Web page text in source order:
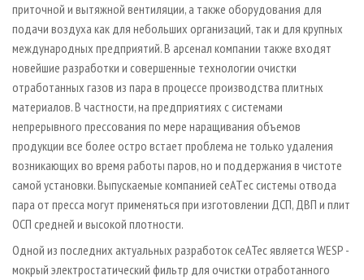
приточной и вытяжной вентиляции, а также оборудования для
подачи воздуха как для небольших организаций, так и для крупных
международных предприятий. В арсенал компании также входят
новейшие разработки и совершенные технологии очистки
отработанных газов из пара в процессе производства плитных
материалов. В частности, на предприятиях с системами
непрерывного прессования по мере наращивания объемов
продукции все более остро встает проблема не только удаления
возникающих во время работы паров, но и поддержания в чистоте
самой установки. Выпускаемые компанией ceАТec системы отвода
пара от пресса могут применяться при изготовлении ДСП, ДВП и плит
ОСП средней и высокой плотности.
Одной из последних актуальных разработок ceATec является WESP -
мокрый электростатический фильтр для очистки отработанного